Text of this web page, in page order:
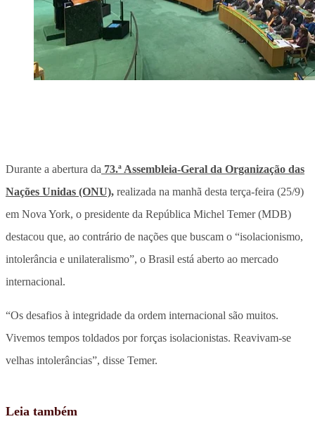
Durante a abertura da 73.ª Assembleia-Geral da Organização das
Nações Unidas (ONU), realizada na manhã desta terça-feira (25/9)
em Nova York, o presidente da República Michel Temer (MDB)
destacou que, ao contrário de nações que buscam o “isolacionismo,
intolerância e unilateralismo”, o Brasil está aberto ao mercado
internacional.
“Os desafios à integridade da ordem internacional são muitos.
Vivemos tempos toldados por forças isolacionistas. Reavivam-se
velhas intolerâncias”, disse Temer.
Leia também